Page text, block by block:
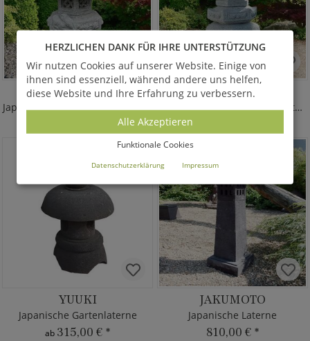
ICHIKAWA
Japanische Garten Stein Laterne
KUSHIRO
Japanische Gartenlaterne Naturstein
YUUKI
Japanische Gartenlaterne
ab 315,00 € *
JAKUMOTO
Japanische Laterne
810,00 € *
HERZLICHEN DANK FÜR IHRE UNTERSTÜTZUNG
Wir nutzen Cookies auf unserer Website. Einige von
ihnen sind essenziell, während andere uns helfen,
diese Website und Ihre Erfahrung zu verbessern.
Alle Akzeptieren
Funktionale Cookies
Datenschutzerklärung Impressum